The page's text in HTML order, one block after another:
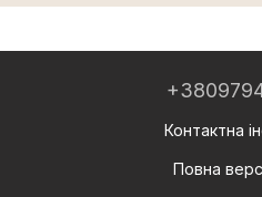
Контактна
Повна